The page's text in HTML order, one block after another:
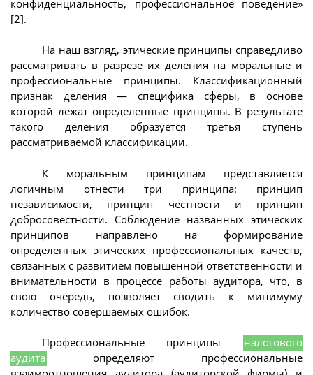
конфиденциальность, профессиональное поведение»
[2].
На наш взгляд, этические принципы справедливо
рассматривать в разрезе их деления на моральные и
профессиональные принципы. Классификационный
признак деления — специфика сферы, в основе
которой лежат определенные принципы. В результате
такого деления образуется третья ступень
рассматриваемой классификации.
К моральным принципам представляется
логичным отнести три принципа: принцип
независимости, принцип честности и принцип
добросовестности. Соблюдение названных этических
принципов направлено на формирование
определенных этических профессиональных качеств,
связанных с развитием повышенной ответственности и
внимательности в процессе работы аудитора, что, в
свою очередь, позволяет сводить к минимуму
количество совершаемых ошибок.
Профессиональные принципы
налогового
аудита
определяют профессиональные